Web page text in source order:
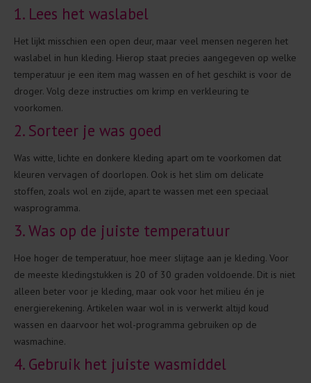
1. Lees het waslabel
Het lijkt misschien een open deur, maar veel mensen negeren het
waslabel in hun kleding. Hierop staat precies aangegeven op welke
temperatuur je een item mag wassen en of het geschikt is voor de
droger. Volg deze instructies om krimp en verkleuring te
voorkomen.
2. Sorteer je was goed
Was witte, lichte en donkere kleding apart om te voorkomen dat
kleuren vervagen of doorlopen. Ook is het slim om delicate
stoffen, zoals wol en zijde, apart te wassen met een speciaal
wasprogramma.
3. Was op de juiste temperatuur
Hoe hoger de temperatuur, hoe meer slijtage aan je kleding. Voor
de meeste kledingstukken is 20 of 30 graden voldoende. Dit is niet
alleen beter voor je kleding, maar ook voor het milieu én je
energierekening. Artikelen waar wol in is verwerkt altijd koud
wassen en daarvoor het wol-programma gebruiken op de
wasmachine.
4. Gebruik het juiste wasmiddel